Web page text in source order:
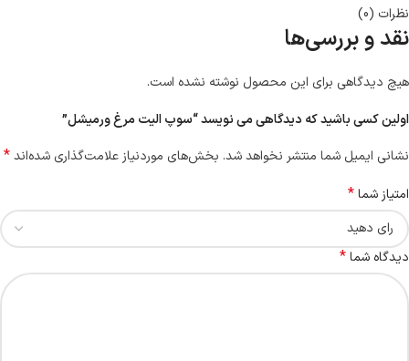
نظرات (0)
نقد و بررسی‌ها
هیچ دیدگاهی برای این محصول نوشته نشده است.
اولین کسی باشید که دیدگاهی می نویسد “سوپ الیت مرغ ورمیشل”
نشانی ایمیل شما منتشر نخواهد شد. بخش‌های موردنیاز علامت‌گذاری شده‌اند*
امتیاز شما*
دیدگاه شما*